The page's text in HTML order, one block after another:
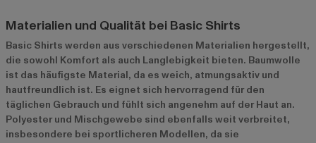
Materialien und Qualität bei Basic Shirts
Basic Shirts werden aus verschiedenen Materialien hergestellt,
die sowohl Komfort als auch Langlebigkeit bieten. Baumwolle
ist das häufigste Material, da es weich, atmungsaktiv und
hautfreundlich ist. Es eignet sich hervorragend für den
täglichen Gebrauch und fühlt sich angenehm auf der Haut an.
Polyester und Mischgewebe sind ebenfalls weit verbreitet,
insbesondere bei sportlicheren Modellen, da sie